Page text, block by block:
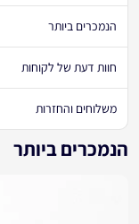
הנמכרים ביותר
חוות דעת של לקוחות
משלוחים והחזרות
הנמכרים ביותר